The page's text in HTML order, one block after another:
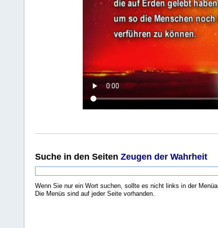
Suche in den Seiten Zeugen der Wahrheit
Wenn Sie nur ein Wort suchen, sollte es nicht links in der
Die Menüs sind auf jeder Seite vorhanden..